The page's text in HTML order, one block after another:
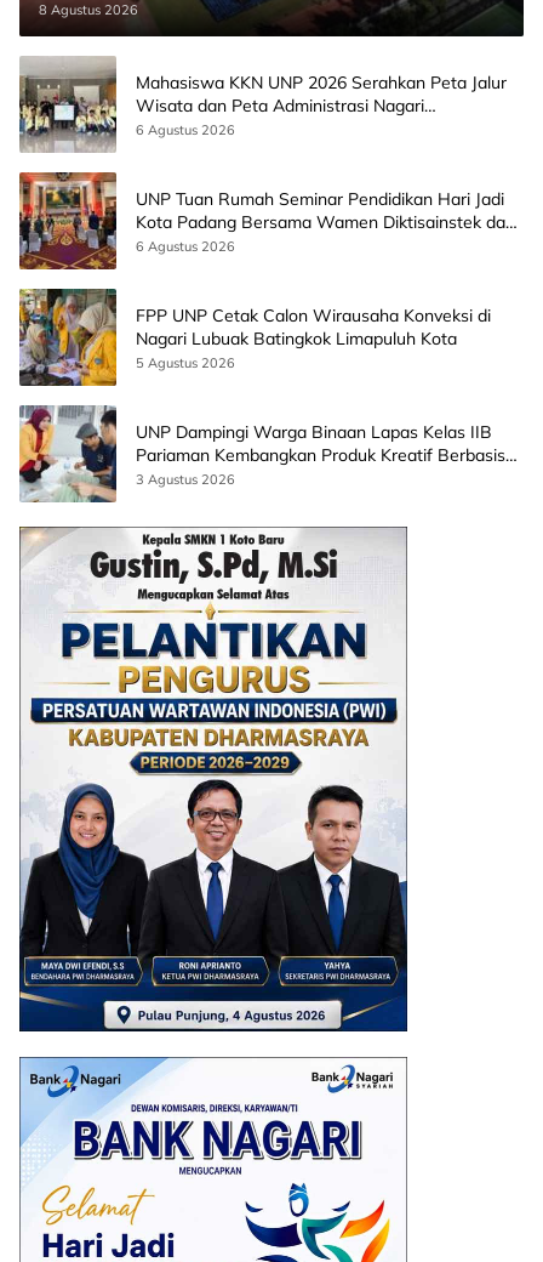
8 Agustus 2026
Mahasiswa KKN UNP 2026 Serahkan Peta Jalur
Wisata dan Peta Administrasi Nagari
Paninggahan
6 Agustus 2026
UNP Tuan Rumah Seminar Pendidikan Hari Jadi
Kota Padang Bersama Wamen Diktisainstek dan
CEO EMGS Malaysia
6 Agustus 2026
FPP UNP Cetak Calon Wirausaha Konveksi di
Nagari Lubuak Batingkok Limapuluh Kota
5 Agustus 2026
UNP Dampingi Warga Binaan Lapas Kelas IIB
Pariaman Kembangkan Produk Kreatif Berbasis
AI
3 Agustus 2026